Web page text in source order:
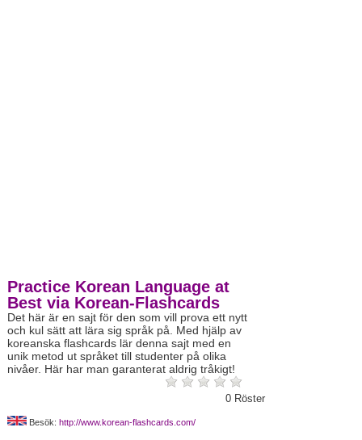
Practice Korean Language at
Best via Korean-Flashcards
Det här är en sajt för den som vill prova ett nytt
och kul sätt att lära sig språk på. Med hjälp av
koreanska flashcards lär denna sajt med en
unik metod ut språket till studenter på olika
nivåer. Här har man garanterat aldrig tråkigt!
0 Röster
Besök: http://www.korean-flashcards.com/